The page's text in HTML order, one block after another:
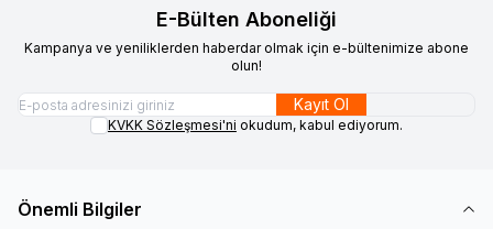
E-Bülten Aboneliği
Kampanya ve yeniliklerden haberdar olmak için e-bültenimize abone
olun!
Kayıt Ol
KVKK Sözleşmesi'ni okudum, kabul ediyorum.
Önemli Bilgiler